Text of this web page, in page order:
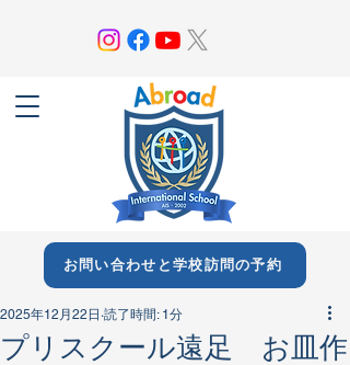
お問い合わせと学校訪問の予約
プリスクール遠足 お皿作
2025年12月22日 読了時間: 1分